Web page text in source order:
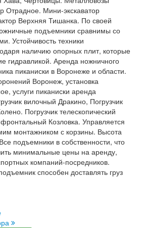
Отрадное. Мини-экскаватор
Верхняя Тишанка. По своей
подъемники сравнимы со
Устойчивость техники
наличию опорных плит, которые
гидравликой. Аренда ножничного
пиканиски в Воронеже и области.
Воронеж, установка
услуги пиканиски аренда
вилочный Дракино, Погрузчик
Погрузчик телескопический
Козловка. Управляется
монтажником с корзины. Высота
подъемники в собственности, что
минимальные цены на аренду,
компаний-посредников.
способен доставлять груз